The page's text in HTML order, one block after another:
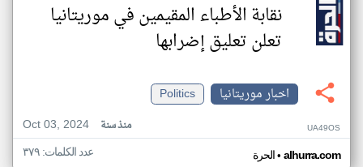
نقابة الأطباء المقيمين في موريتانيا
تعلن تعليق إضرابها
اخبار موريتانيا
Politics
Oct 03, 2024
منذ سنة UA49OS
الحرة• alhurra.com عدد الكلمات: ٣٧٩